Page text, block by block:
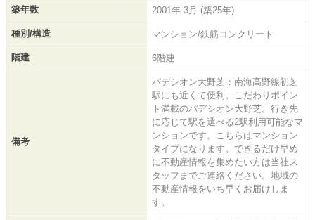
築年数 2001年 3月 (築25年)
種別/構造 マンション/鉄筋コンクリート
階建 6階建
備考
パデシオン大野芝：南海高野線初芝
駅にも近くて便利。こだわりポイン
ト満載のパデシオン大野芝。行き先
に応じて駅を選べる2駅利用可能なマ
ンションです。こちらはマンション
タイプになります。できるだけ早め
に不動産情報を集めたい方は当社ス
タッフまでご連絡ください。地域の
不動産情報をいち早くお届けしま
す。